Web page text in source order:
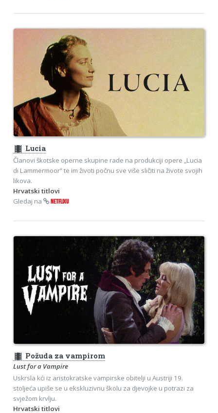
theaters Lucia
Članovi škotske operne skupine rade na produkciji opere „Lucia
di Lammermoor” te im životi počnu sve više sličiti na živote svojih
likova.
Hrvatski titlovi
Gledaj na
NETFLIXU
theaters Požuda za vampirom
Lust for a Vampire
Uskrsla kći iz aristokratske vampirske obitelji u Austriji 19.
stoljeća upiše se u ekskluzivnu školu za djevojke u potrazi za
svježom krvlju.
Hrvatski titlovi